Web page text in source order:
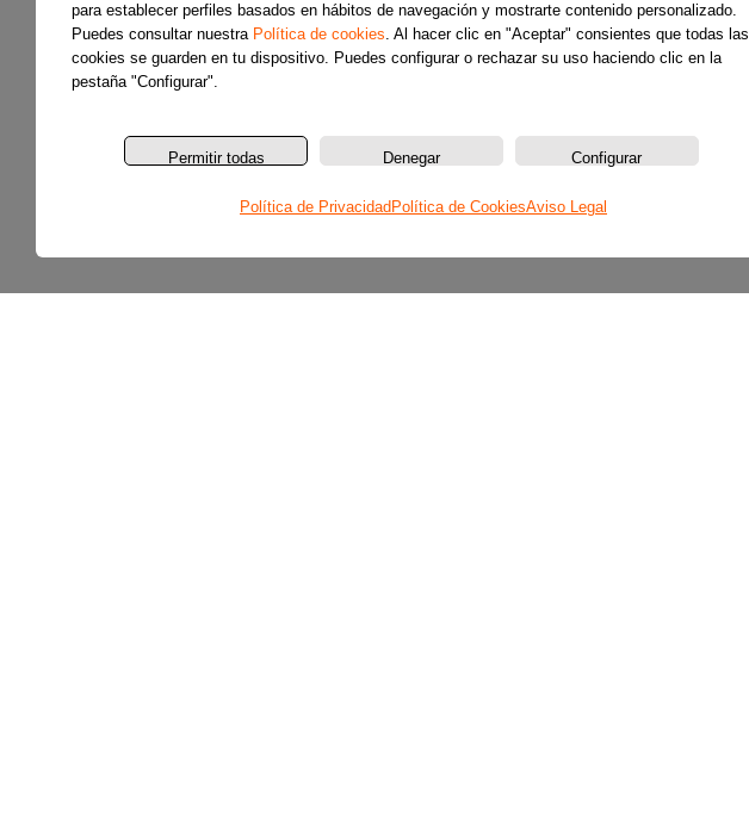
para establecer perfiles basados en hábitos de navegación y mostrarte contenido personalizado.
Puedes consultar nuestra Política de cookies. Al hacer clic en "Aceptar" consientes que todas las
cookies se guarden en tu dispositivo. Puedes configurar o rechazar su uso haciendo clic en la
pestaña "Configurar".
Permitir todas Denegar Configurar
Política de Privacidad Política de CookiesAviso Legal